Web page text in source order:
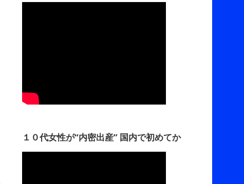
１０代女性が“内密出産” 国内で初めてか